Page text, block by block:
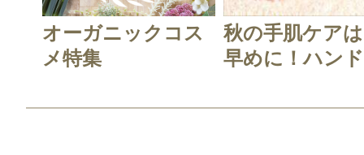
オーガニックコス
メ特集
秋の手肌ケア
早めに！ハン